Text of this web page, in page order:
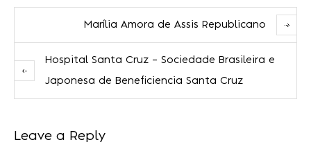
Marília Amora de Assis Republicano
Hospital Santa Cruz – Sociedade Brasileira e
Japonesa de Beneficiencia Santa Cruz
Leave a Reply